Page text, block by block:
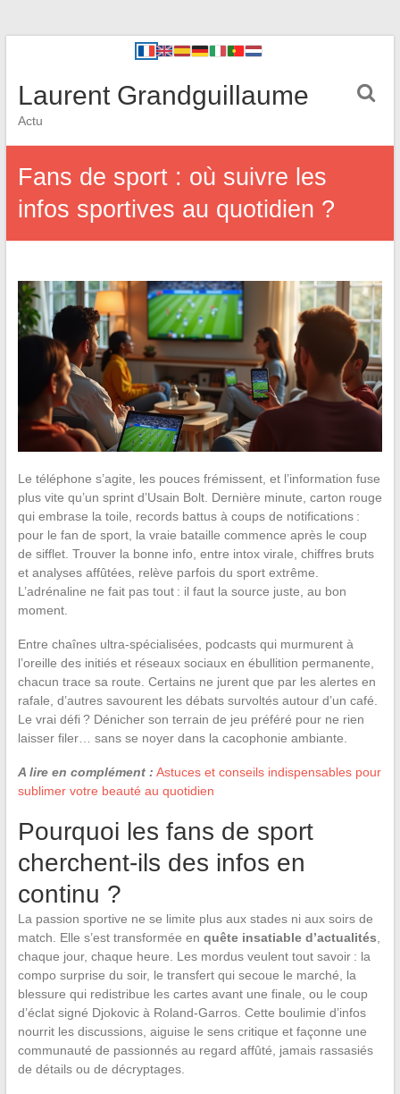
Laurent Grandguillaume
Actu
Fans de sport : où suivre les
infos sportives au quotidien ?
Le téléphone s’agite, les pouces frémissent, et l’information fuse
plus vite qu’un sprint d’Usain Bolt. Dernière minute, carton rouge
qui embrase la toile, records battus à coups de notifications :
pour le fan de sport, la vraie bataille commence après le coup
de sifflet. Trouver la bonne info, entre intox virale, chiffres bruts
et analyses affûtées, relève parfois du sport extrême.
L’adrénaline ne fait pas tout : il faut la source juste, au bon
moment.
Entre chaînes ultra-spécialisées, podcasts qui murmurent à
l’oreille des initiés et réseaux sociaux en ébullition permanente,
chacun trace sa route. Certains ne jurent que par les alertes en
rafale, d’autres savourent les débats survoltés autour d’un café.
Le vrai défi ? Dénicher son terrain de jeu préféré pour ne rien
laisser filer… sans se noyer dans la cacophonie ambiante.
A lire en complément : Astuces et conseils indispensables pour
sublimer votre beauté au quotidien
Pourquoi les fans de sport
cherchent-ils des infos en
continu ?
La passion sportive ne se limite plus aux stades ni aux soirs de
match. Elle s’est transformée en quête insatiable d’actualités
chaque jour, chaque heure. Les mordus veulent tout savoir : la
compo surprise du soir, le transfert qui secoue le marché, la
blessure qui redistribue les cartes avant une finale, ou le coup
d’éclat signé Djokovic à Roland-Garros. Cette boulimie d’infos
nourrit les discussions, aiguise le sens critique et façonne une
communauté de passionnés au regard affûté, jamais rassasiés
de détails ou de décryptages.